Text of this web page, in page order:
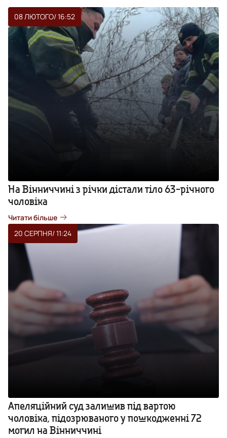
08 ЛЮТОГО/ 16:52
На Вінниччині з річки дістали тіло 63-річного
чоловіка
Читати більше
20 СЕРПНЯ/ 11:24
Апеляційний суд залишив під вартою
чоловіка, підозрюваного у пошкодженні 72
могил на Вінниччині